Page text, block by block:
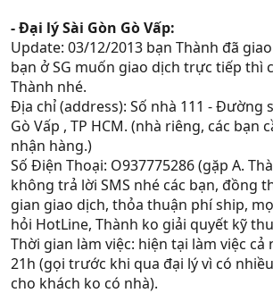
- Đại lý Sài Gòn Gò Vấp:
Update: 03/12/2013 bạn Thành đã
bạn ở SG muốn giao dịch trực tiếp thì
Thành nhé.
Địa chỉ (address): Số nhà 111 - Đường
Gò Vấp , TP HCM. (nhà riêng, các bạn
nhận hàng.)
Số Điện Thoại: O937775286 (gặp A.
không trả lời SMS nhé các bạn, đồng
gian giao dịch, thỏa thuận phí ship,
hỏi HotLine, Thành ko giải quyết kỹ
Thời gian làm việc: hiện tại làm việc cả
21h (gọi trước khi qua đại lý vì có
cho khách ko có nhà).